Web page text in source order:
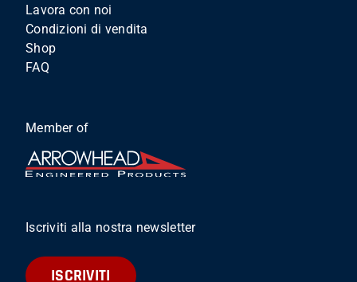
Lavora con noi
Condizioni di vendita
Shop
FAQ
Member of
Iscriviti alla nostra newsletter
ISCRIVITI